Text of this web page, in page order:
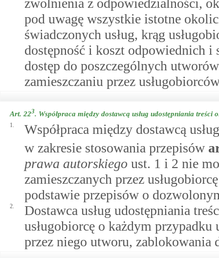
zwolnienia z odpowiedzialności,
pod uwagę wszystkie istotne
świadczonych usług, krąg
dostępność i koszt odpowiednich
dostęp do poszczególnych
zamieszczaniu przez
Art. 223. Współpraca między dostawcą usług udostępniania treści
1.
Współpraca między dostawcą
w zakresie stosowania przepisów
prawa autorskiego ust. 1 i 2 nie
zamieszczanych przez
podstawie przepisów o
2.
Dostawca usług udostępniania
usługobiorcę o każdym
przez niego utworu, zablokowania